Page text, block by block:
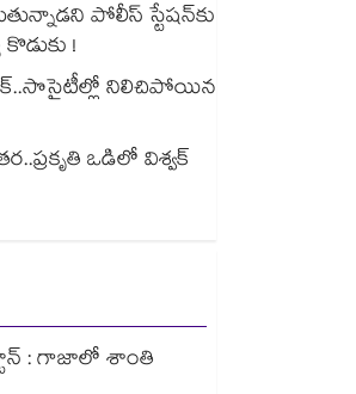
పోలీస్ స్టేషన్⁪కు
!
నిలిచిపోయిన
ఒడిలో విశ్వక్
: గాజాలో శాంతి